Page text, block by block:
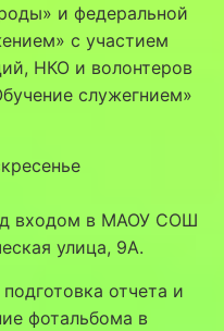
и федеральной
с участием
НКО и волонтеров
служегнием»
входом в МАОУ СОШ
улица, 9А.
отчета и
фотальбома в